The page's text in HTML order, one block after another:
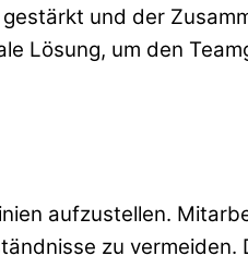
und der
Lösung, um den
aufzustellen.
zu vermeiden.